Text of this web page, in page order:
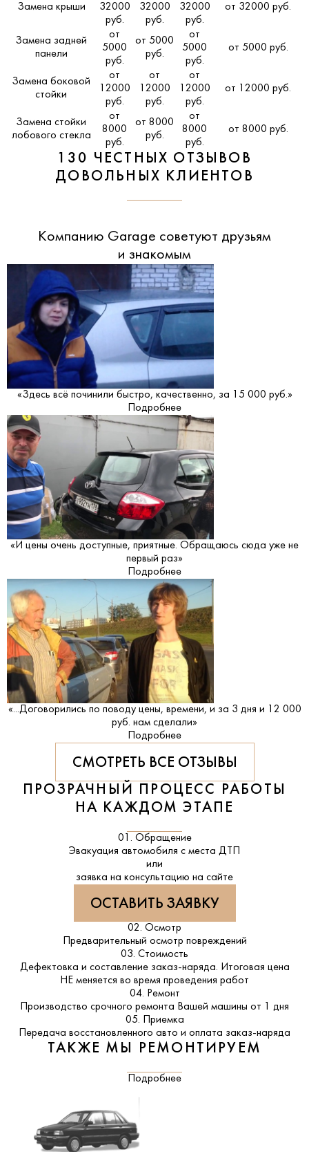
Замена крыши
32000
руб.
32000
руб.
32000
руб.
от 32000 руб.
Замена задней
панели
от
5000
руб.
от 5000
руб.
от
5000
руб.
от 5000 руб.
Замена боковой
стойки
от
12000
руб.
от
12000
руб.
от
12000
руб.
от 12000 руб.
Замена стойки
лобового стекла
от
8000
руб.
от 8000
руб.
от
8000
руб.
от 8000 руб.
130 ЧЕСТНЫХ ОТЗЫВОВ
ДОВОЛЬНЫХ КЛИЕНТОВ
Компанию Garage советуют друзьям
и знакомым
«Здесь всё починили быстро, качественно, за 15 000 руб.»
Подробнее
«И цены очень доступные, приятные. Обращаюсь сюда уже не
первый раз»
Подробнее
«...Договорились по поводу цены, времени, и за 3 дня и 12 000
руб. нам сделали»
Подробнее
СМОТРЕТЬ ВСЕ ОТЗЫВЫ
ПРОЗРАЧНЫЙ ПРОЦЕСС РАБОТЫ
НА КАЖДОМ ЭТАПЕ
01. Обращение
Эвакуация автомобиля с места ДТП
или
заявка на консультацию на сайте
ОСТАВИТЬ ЗАЯВКУ
02. Осмотр
Предварительный осмотр повреждений
03. Стоимость
Дефектовка и составление заказ-наряда. Итоговая цена
НЕ меняется во время проведения работ
04. Ремонт
Производство срочного ремонта Вашей машины от 1 дня
05. Приемка
Передача восстановленного авто и оплата заказ-наряда
ТАКЖЕ МЫ РЕМОНТИРУЕМ
Подробнее